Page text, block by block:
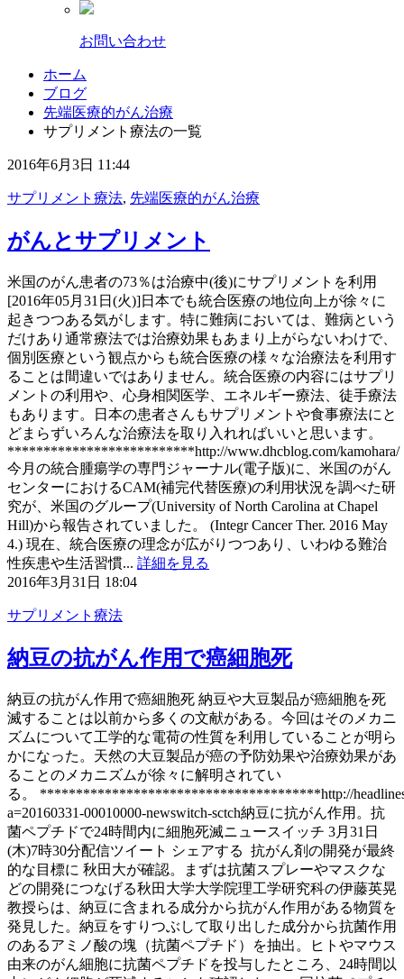
お問い合わせ
ホーム
ブログ
先端医療的がん治療
サプリメント療法の一覧
2016年6月3日 11:44
サプリメント療法, 先端医療的がん治療
がんとサプリメント
米国のがん患者の73％は治療中(後)にサプリメントを利用
[2016年05月31日(火)]日本でも統合医療の地位向上が徐々に
起きつつある気がします。特に難病においては、難病という
だけあり通常療法では治療効果もあまり上がらないわけで、
個別医療という観点からも統合医療の様々な治療法を利用す
ることは間違いではありません。統合医療の内容にはサプリ
メントの利用や、心身相関医学、エネルギー療法、徒手療法
もあります。日本の患者さんもサプリメントや食事療法にと
どまらずいろんな治療法を取り入れればいいと思います。
**************************http://www.dhcblog.com/kamohara/
今月の統合腫瘍学の専門ジャーナル(電子版)に、米国のがん
センターにおけるCAM(補完代替医療)の利用状況を調べた研
究が、米国のグループ(University of North Carolina at Chapel
Hill)から報告されていました。 (Integr Cancer Ther. 2016 May
4.) 現在、統合医療の理念が広がりつつあり、いわゆる難治
性疾患や生活習慣... 詳細を見る
2016年3月31日 18:04
サプリメント療法
納豆の抗がん作用で癌細胞死
納豆の抗がん作用で癌細胞死 納豆や大豆製品が癌細胞を死
滅することは以前から多くの文献がある。今回はそのメカニ
ズムについて工学的な電荷の性質を利用していることが明ら
かになった。天然の大豆製品が癌の予防効果や治療効果があ
ることのメカニズムが徐々に解明されてい
る。 ***************************************http://
a=20160331-00010000-newswitch-sctch納豆に抗がん作用。抗
菌ペプチドで24時間内に細胞死滅ニュースイッチ 3月31日
(木)7時30分配信ツイート シェアする 抗がん剤の開発が最終
的な目標に 秋田大が確認。まずは抗菌スプレーやマスクな
どの開発につなげる秋田大学大学院理工学研究科の伊藤英晃
教授らは、納豆に含まれる成分から抗がん作用がある物質を
発見した。納豆をすりつぶして取り出した成分から抗菌作用
のあるアミノ酸の塊（抗菌ペプチド）を抽出。ヒトやマウス
由来のがん細胞に抗菌ペプチドを投与したところ、24時間以